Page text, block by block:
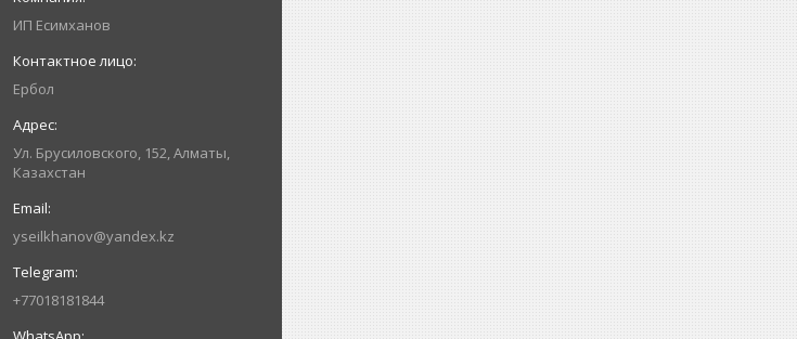
ИП Есимxанов
Ербол
Ул. Брусиловского, 152, Алматы,
Казахстан
yseilkhanov@yandex.kz
+77018181844